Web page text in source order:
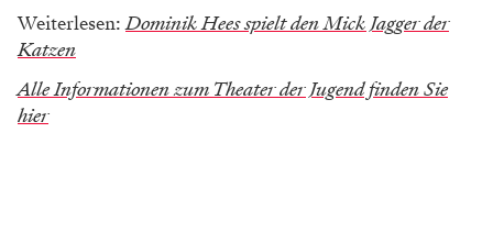
Weiterlesen:Dominik Hees spielt den Mick Jagger der
Katzen
Alle Informationen zum Theater der Jugend finden Sie
hier